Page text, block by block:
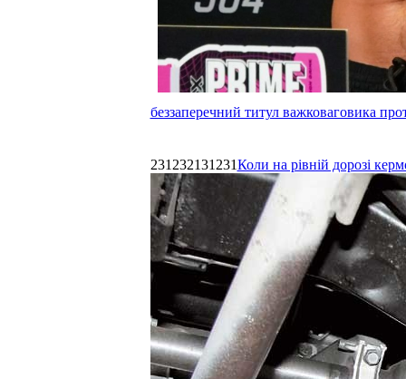
беззаперечний титул важковаговика
231232131231Коли на рівній дорозі